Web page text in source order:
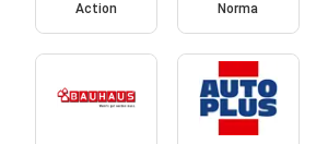
Action Norma